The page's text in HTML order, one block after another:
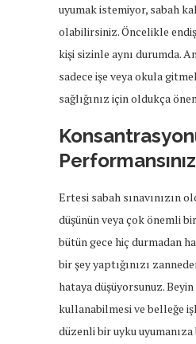
uyumak istemiyor, sabah
olabilirsiniz. Öncelikle
kişi sizinle aynı durumda.
sadece işe veya okula
sağlığınız için oldukça
Ertesi sabah sınavınızın
düşünün veya çok önemli
bütün gece hiç durmadan
bir şey yaptığınızı
hataya düşüyorsunuz. Beyin
kullanabilmesi ve belleğe
düzenli bir uyku uyumanıza